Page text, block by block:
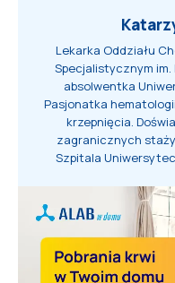
Lekarka Oddziału
Specjalistycznym im.
absolwentka
Pasjonatka
krzepnięcia.
zagranicznych
Szpitala